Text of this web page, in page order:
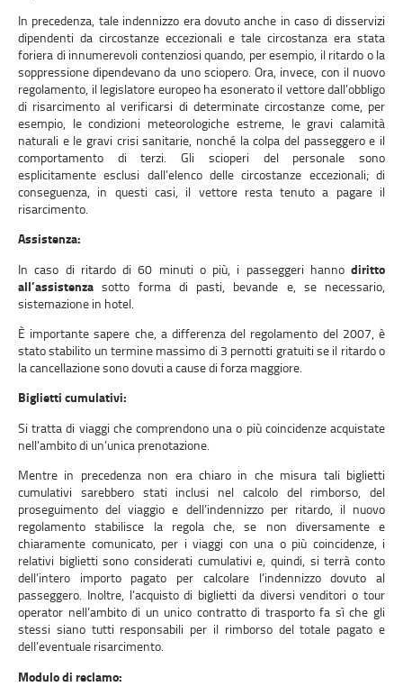
In precedenza, tale indennizzo era dovuto anche in caso di disservizi
dipendenti da circostanze eccezionali e tale circostanza era stata
foriera di innumerevoli contenziosi quando, per esempio, il ritardo o la
soppressione dipendevano da uno sciopero. Ora, invece, con il nuovo
regolamento, il legislatore europeo ha esonerato il vettore dall’obbligo
di risarcimento al verificarsi di determinate circostanze come, per
esempio, le condizioni meteorologiche estreme, le gravi calamità
naturali e le gravi crisi sanitarie, nonché la colpa del passeggero e il
comportamento di terzi. Gli scioperi del personale sono
esplicitamente esclusi dall’elenco delle circostanze eccezionali; di
conseguenza, in questi casi, il vettore resta tenuto a pagare il
risarcimento.
Assistenza:
In caso di ritardo di 60 minuti o più, i passeggeri hanno diritto
all’assistenza sotto forma di pasti, bevande e, se necessario,
sistemazione in hotel.
È importante sapere che, a differenza del regolamento del 2007, è
stato stabilito un termine massimo di 3 pernotti gratuiti se il ritardo o
la cancellazione sono dovuti a cause di forza maggiore.
Biglietti cumulativi:
Si tratta di viaggi che comprendono una o più coincidenze acquistate
nell’ambito di un’unica prenotazione.
Mentre in precedenza non era chiaro in che misura tali biglietti
cumulativi sarebbero stati inclusi nel calcolo del rimborso, del
proseguimento del viaggio e dell’indennizzo per ritardo, il nuovo
regolamento stabilisce la regola che, se non diversamente e
chiaramente comunicato, per i viaggi con una o più coincidenze, i
relativi biglietti sono considerati cumulativi e, quindi, si terrà conto
dell’intero importo pagato per calcolare l’indennizzo dovuto al
passeggero. Inoltre, l’acquisto di biglietti da diversi venditori o tour
operator nell’ambito di un unico contratto di trasporto fa sì che gli
stessi siano tutti responsabili per il rimborso del totale pagato e
dell’eventuale risarcimento.
Modulo di reclamo: